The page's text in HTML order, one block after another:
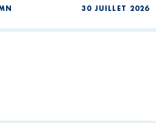
30 JUILLET 2026